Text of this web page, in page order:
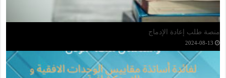
اعلان عن فتح طلب تجميد السنة الجامعية
2024-11-06